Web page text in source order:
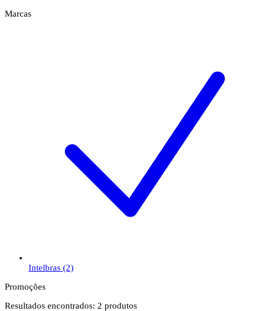
Marcas
Intelbras (2)
Promoções
Resultados encontrados: 2 produtos